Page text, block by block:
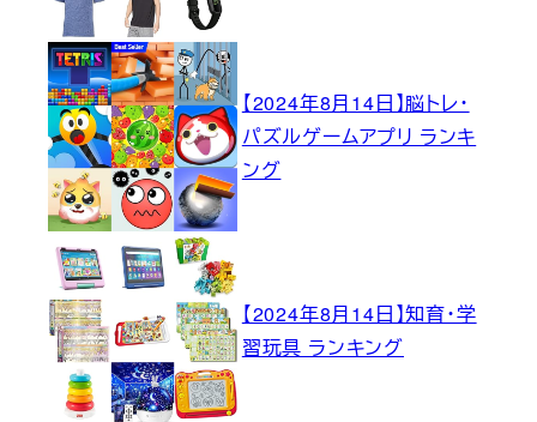
【2024年8月14日】脳トレ・
パズルゲームアプリ ランキ
ング
【2024年8月14日】知育・学
習玩具 ランキング